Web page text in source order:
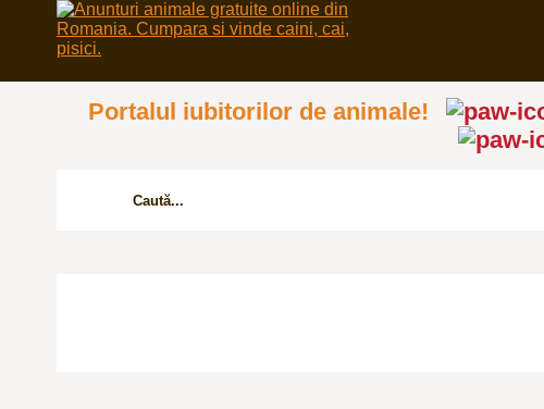
Portalul iubitorilor de animale!